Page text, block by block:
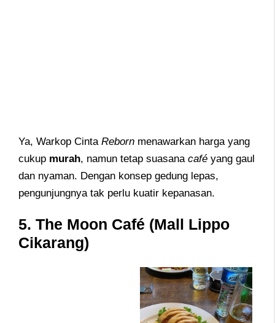
Ya, Warkop Cinta Reborn menawarkan harga yang
cukup murah, namun tetap suasana café yang gaul
dan nyaman. Dengan konsep gedung lepas,
pengunjungnya tak perlu kuatir kepanasan.
5. The Moon Café (Mall Lippo
Cikarang)